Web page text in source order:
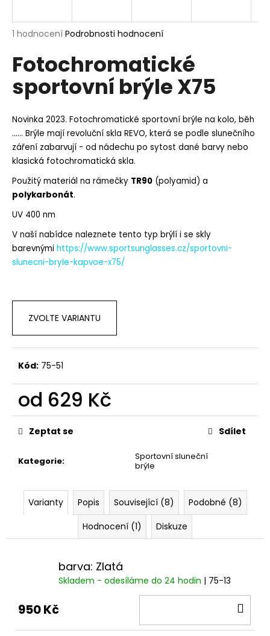
Průměrné
produktu
je
z
hvězdiček.
1 hodnocení Podrobnosti hodnocení
Fotochromatické
sportovní brýle X75
Novinka 2023. Fotochromatické sportovní brýle na kolo, běh
...... Brýle mají revoluční skla REVO, která se podle slunečního
záření zabarvují - od nádechu po sytost dané barvy nebo
klasická fotochromatická skla.
Použitý materiál na rámečky TR90 (polyamid) a
polykarbonát.
UV 400 nm
V naší nabídce naleznete tento typ brýlí i se skly
barevnými https://www.sportsunglasses.cz/sportovni-
slunecni-bryle-kapvoe-x75/
ZVOLTE VARIANTU
Kód: 75-51
od 629 Kč
Měrná
cena:
Kategorie:
Sportovní sluneční
brýle
Zeptat se Sdílet
Varianty Popis Související (8)
Podobné (8)
Hodnocení (1)
Diskuze
barva: Zlatá
Skladem - odesíláme do 24 hodin | 75-13
950 Kč
j
t
?
HLEDAT
D
o
p
o
r
u
j
e